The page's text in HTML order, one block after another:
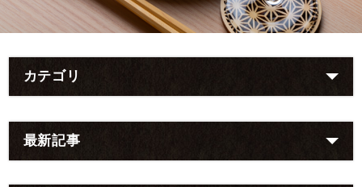
カテゴリ
最新記事